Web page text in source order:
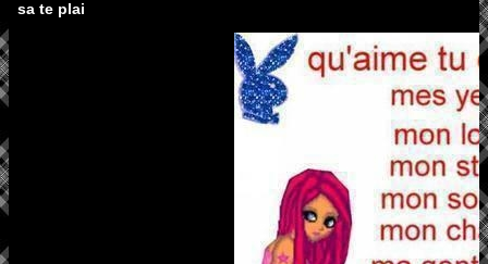
sa te plai